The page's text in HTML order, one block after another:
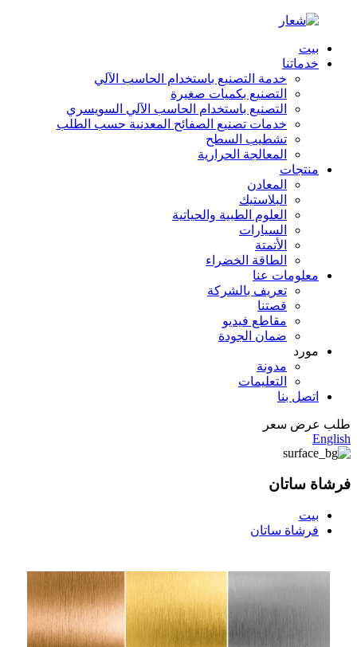
بيت
خدماتنا
خدمة التصنيع باستخدام الحاسب الآلي
التصنيع بكميات صغيرة
التصنيع باستخدام الحاسب الآلي السويسري
خدمات تصنيع الصفائح المعدنية حسب الطلب
تشطيب السطح
المعالجة الحرارية
منتجات
المعادن
البلاستيك
العلوم الطبية والحياتية
السيارات
الأتمتة
الطاقة الخضراء
معلومات عنا
تعريف بالشركة
قصتنا
مقاطع فيديو
ضمان الجودة
مورد
مدونة
التعليمات
اتصل بنا
طلب عرض سعر
English
فرشاة ساتان
بيت
فرشاة ساتان